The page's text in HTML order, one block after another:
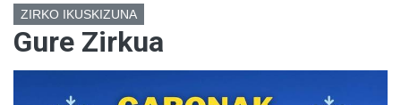
ZIRKO IKUSKIZUNA
Gure Zirkua